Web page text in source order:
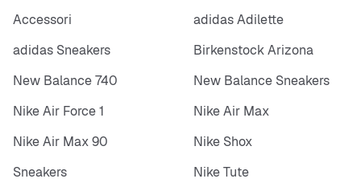
Accessori
adidas Adilette
adidas Sneakers
Birkenstock Arizona
New Balance 740
New Balance Sneakers
Nike Air Force 1
Nike Air Max
Nike Air Max 90
Nike Shox
Sneakers
Nike Tute